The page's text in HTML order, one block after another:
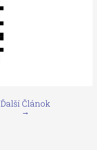
Ďalší Článok
→